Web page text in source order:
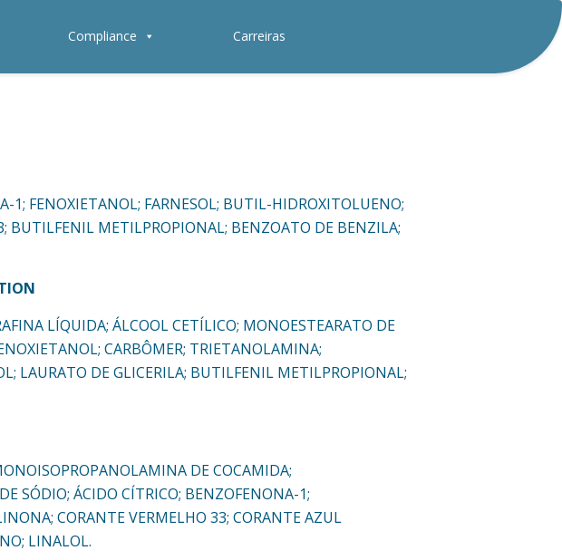
Compliance Carreiras
FENOXIETANOL; FARNESOL; BUTIL-HIDROXITOLUENO;
BUTILFENIL METILPROPIONAL; BENZOATO DE BENZILA;
LÍQUIDA; ÁLCOOL CETÍLICO; MONOESTEARATO DE
CARBÔMER; TRIETANOLAMINA;
LAURATO DE GLICERILA; BUTILFENIL METILPROPIONAL;
DE COCAMIDA;
SÓDIO; ÁCIDO CÍTRICO; BENZOFENONA-1;
CORANTE VERMELHO 33; CORANTE AZUL
LINALOL.